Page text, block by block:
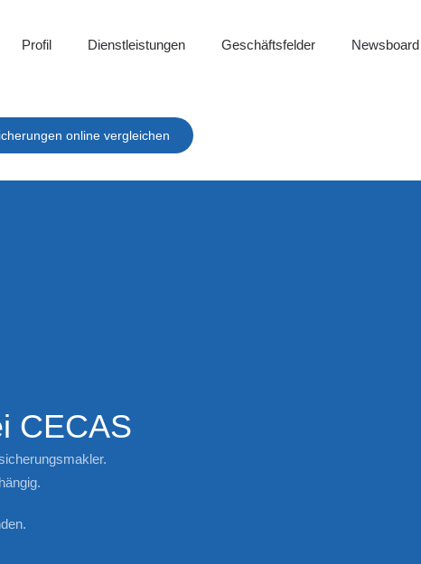
Profil Dienstleistungen Geschäftsfelder Newsboard
online vergleichen
CECAS